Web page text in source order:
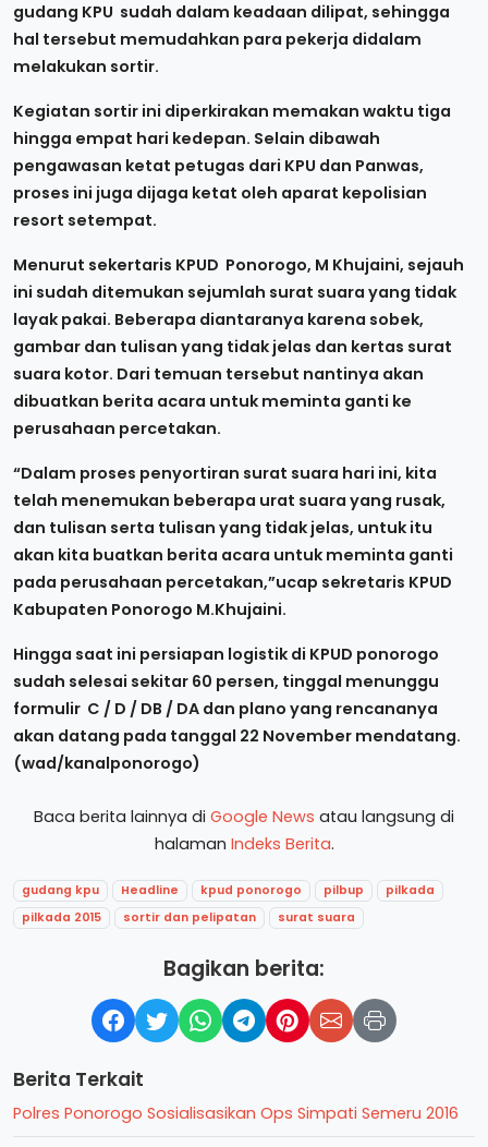
gudang KPU sudah dalam keadaan dilipat, sehingga
hal tersebut memudahkan para pekerja didalam
melakukan sortir.
Kegiatan sortir ini diperkirakan memakan waktu tiga
hingga empat hari kedepan. Selain dibawah
pengawasan ketat petugas dari KPU dan Panwas,
proses ini juga dijaga ketat oleh aparat kepolisian
resort setempat.
Menurut sekertaris KPUD Ponorogo, M Khujaini, sejauh
ini sudah ditemukan sejumlah surat suara yang tidak
layak pakai. Beberapa diantaranya karena sobek,
gambar dan tulisan yang tidak jelas dan kertas surat
suara kotor. Dari temuan tersebut nantinya akan
dibuatkan berita acara untuk meminta ganti ke
perusahaan percetakan.
“Dalam proses penyortiran surat suara hari ini, kita
telah menemukan beberapa urat suara yang rusak,
dan tulisan serta tulisan yang tidak jelas, untuk itu
akan kita buatkan berita acara untuk meminta ganti
pada perusahaan percetakan,”ucap sekretaris KPUD
Kabupaten Ponorogo M.Khujaini.
Hingga saat ini persiapan logistik di KPUD ponorogo
sudah selesai sekitar 60 persen, tinggal menunggu
formulir C / D / DB / DA dan plano yang rencananya
akan datang pada tanggal 22 November mendatang.
(wad/kanalponorogo)
Baca berita lainnya di Google News atau langsung di
halaman Indeks Berita.
gudang kpu Headline kpud ponorogo pilbup
pilkada
pilkada 2015
sortir dan pelipatan surat suara
Bagikan berita:
Berita Terkait
Polres Ponorogo Sosialisasikan Ops Simpati Semeru 2016